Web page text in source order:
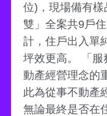
位)，現場備有
雙」全案共9戶
計，住戶出入單
坪效更高。 「服
動產經營理念的
此為從事不動產
無論最終是否在